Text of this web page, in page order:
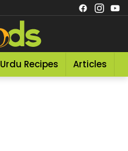
Urdu Recipes Articles